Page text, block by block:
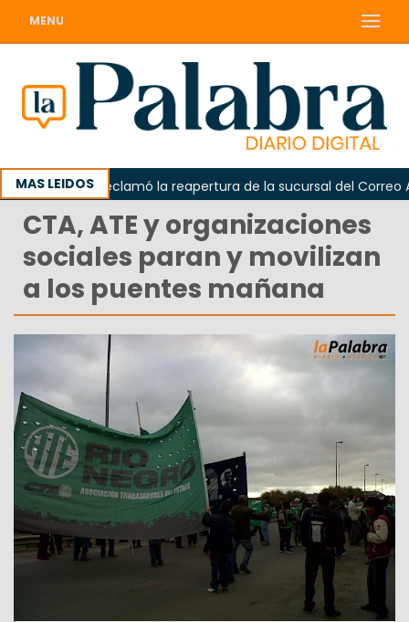
MENU
MAS LEIDOS
Odarda reclamó la reapertura de la sucursal del Correo
CTA, ATE y organizaciones
sociales paran y movilizan
a los puentes mañana